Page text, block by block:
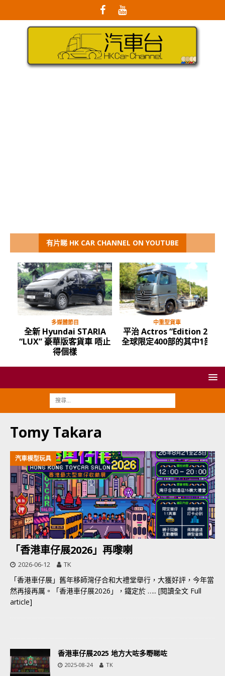
有片睇 HK CAR CHANNEL ON YOUTUBE
多媒體節目
全新 Hyundai STARIA
“LUX” 豪華版客貨車 唔止
得個樣
中重型貨車
平治 Actros “Edition 2”
全球限定400部的其中1部
Tomy Takara
汽車模型玩具
「香港車仔展2026」再嚟喇
2026-06-12 TK
「香港車仔展」舊年移師灣仔合和大禮堂舉行，大獲好評，今年當
然再接再厲。「香港車仔展2026」，鐵定於 ….. [閱讀全文 Full
article]
香港車仔展2025 地方大咗多嘢睇咗
2025-08-24 TK